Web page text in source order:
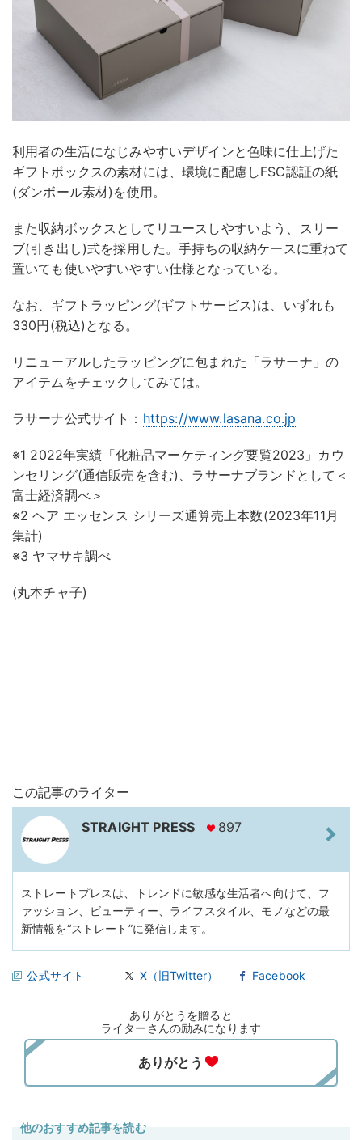
利用者の生活になじみやすいデザインと色味に仕上げた
ギフトボックスの素材には、環境に配慮しFSC認証の紙
(ダンボール素材)を使用。
また収納ボックスとしてリユースしやすいよう、スリー
ブ(引き出し)式を採用した。手持ちの収納ケースに重ねて
置いても使いやすいやすい仕様となっている。
なお、ギフトラッピング(ギフトサービス)は、いずれも
330円(税込)となる。
リニューアルしたラッピングに包まれた「ラサーナ」の
アイテムをチェックしてみては。
ラサーナ公式サイト： https://www.lasana.co.jp
※1 2022年実績「化粧品マーケティング要覧2023」カウ
ンセリング(通信販売を含む)、ラサーナブランドとして＜
富士経済調べ＞
※2 ヘア エッセンス シリーズ通算売上本数(2023年11月
集計)
※3 ヤマサキ調べ
(丸本チャ子)
この記事のライター
STRAIGHT PRESS 897
ストレートプレスは、トレンドに敏感な生活者へ向けて、フ
ァッション、ビューティー、ライフスタイル、モノなどの最
新情報を“ストレート”に発信します。
公式サイト X（旧Twitter） Facebook
ありがとうを贈ると
ライターさんの励みになります
他のおすすめ記事を読む